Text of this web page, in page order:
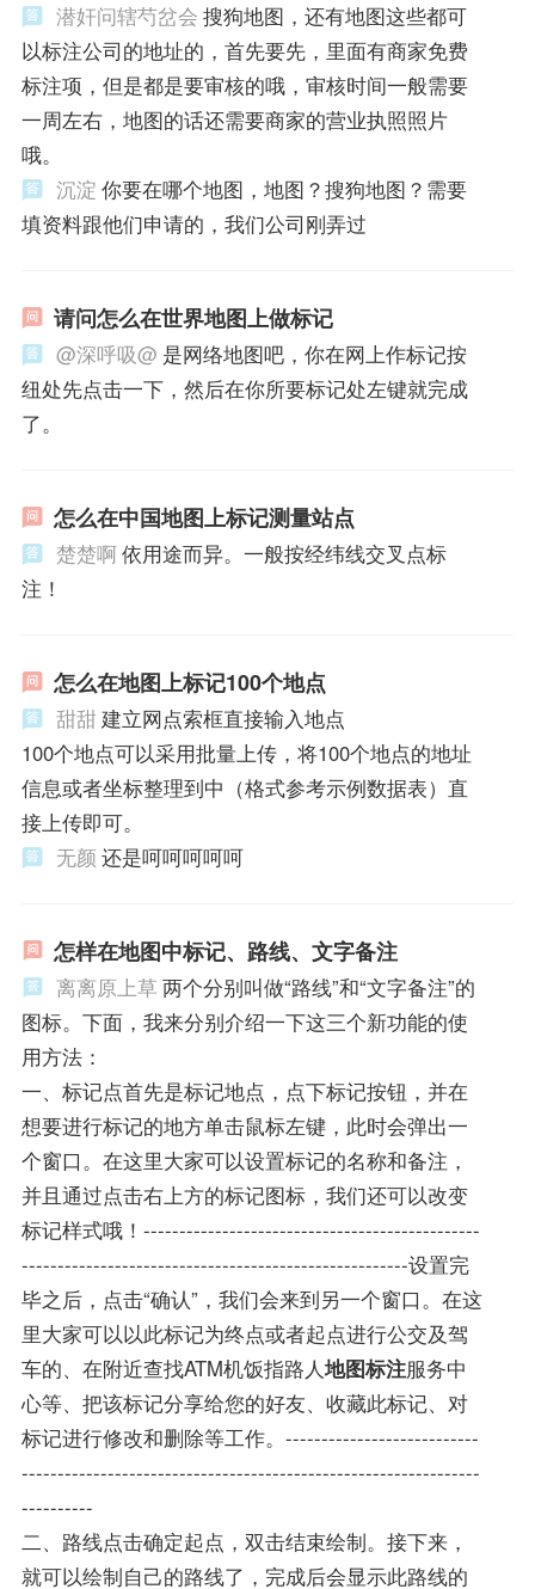
潜奸问辖芍岔会 搜狗地图，还有地图这些都可
以标注公司的地址的，首先要先，里面有商家免费
标注项，但是都是要审核的哦，审核时间一般需要
一周左右，地图的话还需要商家的营业执照照片
哦。
沉淀 你要在哪个地图，地图？搜狗地图？需要
填资料跟他们申请的，我们公司刚弄过
请问怎么在世界地图上做标记
@深呼吸@ 是网络地图吧，你在网上作标记按
纽处先点击一下，然后在你所要标记处左键就完成
了。
怎么在中国地图上标记测量站点
楚楚啊依用途而异。一般按经纬线交叉点标
注！
怎么在地图上标记100个地点
甜甜建立网点索框直接输入地点
100个地点可以采用批量上传，将100个地点的地址
信息或者坐标整理到中（格式参考示例数据表）直
接上传即可。
无颜 还是呵呵呵呵呵
怎样在地图中标记、路线、文字备注
离离原上草 两个分别叫做“路线”和“文字备注”的
图标。下面，我来分别介绍一下这三个新功能的使
用方法：
一、标记点首先是标记地点，点下标记按钮，并在
想要进行标记的地方单击鼠标左键，此时会弹出一
个窗口。在这里大家可以设置标记的名称和备注，
并且通过点击右上方的标记图标，我们还可以改变
标记样式哦！-----------------------------------------------
------------------------------------------------------设置完
毕之后，点击“确认”，我们会来到另一个窗口。在这
里大家可以以此标记为终点或者起点进行公交及驾
车的、在附近查找ATM机饭指路人地图标注服务中
心等、把该标记分享给您的好友、收藏此标记、对
标记进行修改和删除等工作。---------------------------
----------------------------------------------------------------
----------
二、路线点击确定起点，双击结束绘制。接下来，
就可以绘制自己的路线了，完成后会显示此路线的